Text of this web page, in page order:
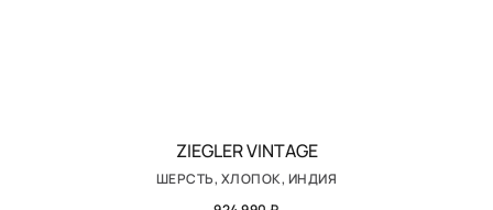
ZIEGLER VINTAGE
ШЕРСТЬ, ХЛОПОК, ИНДИЯ